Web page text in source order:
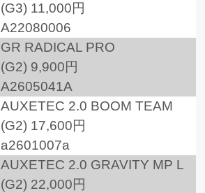
(G3) 11,000円
A22080006
GR RADICAL PRO
(G2) 9,900円
A2605041A
AUXETEC 2.0 BOOM TEAM
(G2) 17,600円
a2601007a
AUXETEC 2.0 GRAVITY MP L
(G2) 22,000円